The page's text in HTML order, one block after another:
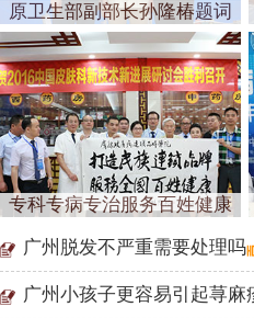
原卫生部副部长孙隆椿题词
专科专病专治服务百姓健康
广州脱发不严重需要处理吗
广州小孩子更容易引起荨麻